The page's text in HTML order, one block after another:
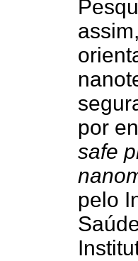
por
safe
pelo